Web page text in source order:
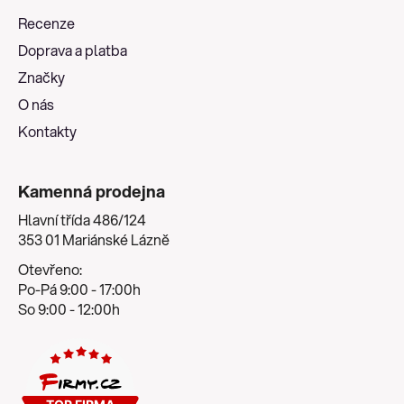
Recenze
Doprava a platba
Značky
O nás
Kontakty
Kamenná prodejna
Hlavní třída 486/124
353 01 Mariánské Lázně
Otevřeno:
Po-Pá 9:00 - 17:00h
So 9:00 - 12:00h